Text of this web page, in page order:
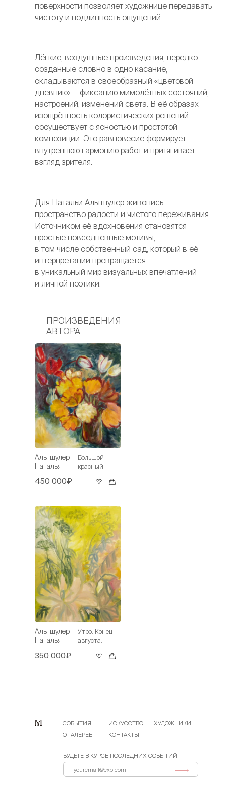
поверхности позволяет художнице передавать
чистоту и подлинность ощущений.
Лёгкие, воздушные произведения, нередко
созданные словно в одно касание,
складываются в своеобразный «цветовой
дневник» — фиксацию мимолётных состояний,
настроений, изменений света. В её образах
изощрённость колористических решений
сосуществует с ясностью и простотой
композиции. Это равновесие формирует
внутреннюю гармонию работ и притягивает
взгляд зрителя.
Для Натальи Альтшулер живопись —
пространство радости и чистого переживания.
Источником её вдохновения становятся
простые повседневные мотивы,
в том числе собственный сад, который в её
интерпретации превращается
в уникальный мир визуальных впечатлений
и личной поэтики.
ПРОИЗВЕДЕНИЯ
АВТОРА
Альтшулер
Наталья
Большой
красный
450 000₽
Альтшулер
Наталья
Утро. Конец
августа.
350 000₽
СОБЫТИЯ ИСКУССТВО
ХУДОЖНИКИ
О ГАЛЕРЕЕ
КОНТАКТЫ
БУДЬТЕ В КУРСЕ ПОСЛЕДНИХ СОБЫТИЙ